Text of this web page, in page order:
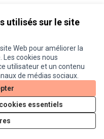
utilisés sur le site
Web pour améliorer la
cookies nous
utilisateur et un contenu
de médias sociaux.
essentiels
.
Licence
(Lien